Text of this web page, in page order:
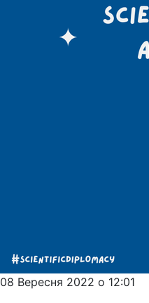
08 Вересня 2022 о 12:01